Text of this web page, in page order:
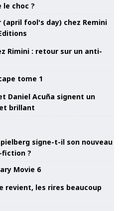
choc ?
Rimini : retour sur un anti-
Daniel Acuña signent un
brillant
signe-t-il son nouveau
fiction ?
revient, les rires beaucoup